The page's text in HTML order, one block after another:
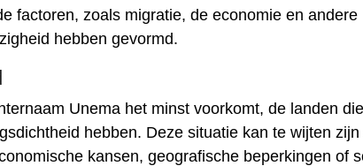
factoren, zoals migratie, de economie en andere
hebben gevormd.
Unema het minst voorkomt, de landen die
hebben. Deze situatie kan te wijten zijn
kansen, geografische beperkingen of